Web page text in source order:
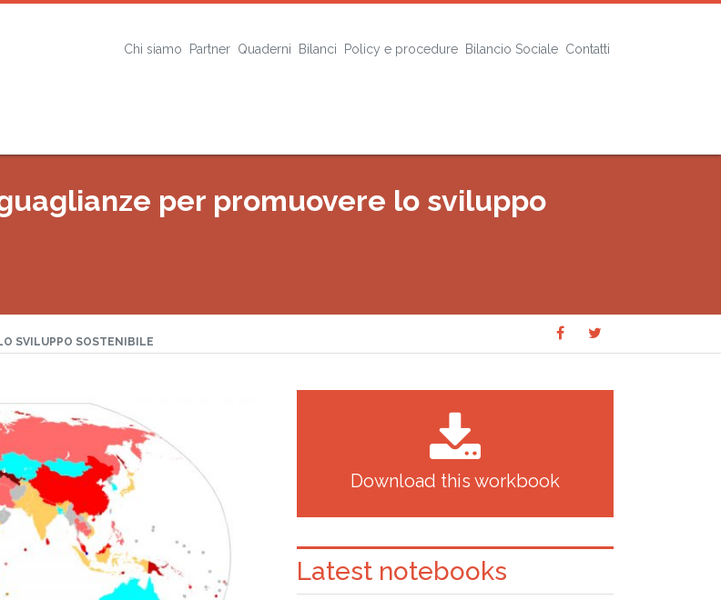
Chi siamo Partner Quaderni Bilanci Policy e procedure Bilancio Sociale Contatti
per promuovere lo sviluppo
SVILUPPO SOSTENIBILE
Share
on
on
Download this workbook
Latest notebooks